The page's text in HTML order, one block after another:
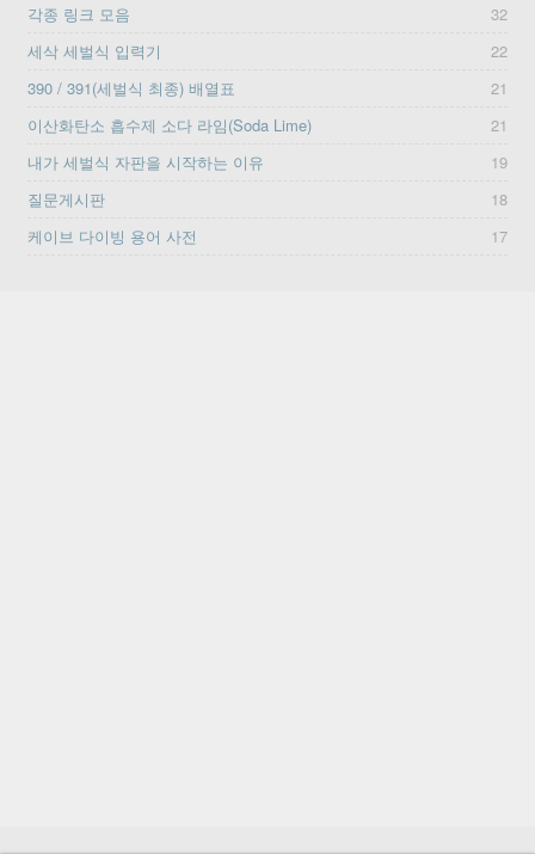
각종 링크 모음
32
세삭 세벌식 입력기
22
390 / 391(세벌식 최종) 배열표
21
이산화탄소 흡수제 소다 라임(Soda Lime)
21
내가 세벌식 자판을 시작하는 이유
19
질문게시판
18
케이브 다이빙 용어 사전
17